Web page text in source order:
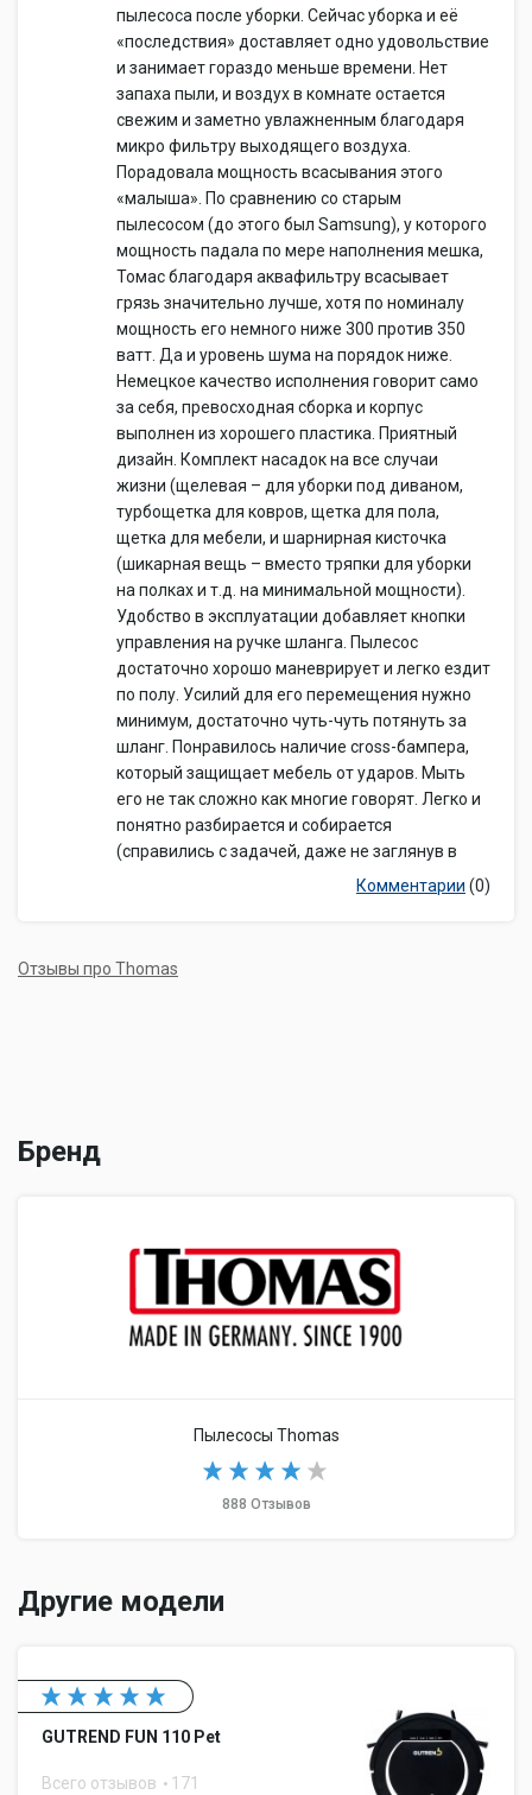
пылесоса после уборки. Сейчас уборка и её
«последствия» доставляет одно удовольствие
и занимает гораздо меньше времени. Нет
запаха пыли, и воздух в комнате остается
свежим и заметно увлажненным благодаря
микро фильтру выходящего воздуха.
Порадовала мощность всасывания этого
«малыша». По сравнению со старым
пылесосом (до этого был Samsung), у которого
мощность падала по мере наполнения мешка,
Томас благодаря аквафильтру всасывает
грязь значительно лучше, хотя по номиналу
мощность его немного ниже 300 против 350
ватт. Да и уровень шума на порядок ниже.
Немецкое качество исполнения говорит само
за себя, превосходная сборка и корпус
выполнен из хорошего пластика. Приятный
дизайн. Комплект насадок на все случаи
жизни (щелевая – для уборки под диваном,
турбощетка для ковров, щетка для пола,
щетка для мебели, и шарнирная кисточка
(шикарная вещь – вместо тряпки для уборки
на полках и т.д. на минимальной мощности).
Удобство в эксплуатации добавляет кнопки
управления на ручке шланга. Пылесос
достаточно хорошо маневрирует и легко ездит
по полу. Усилий для его перемещения нужно
минимум, достаточно чуть-чуть потянуть за
шланг. Понравилось наличие cross-бампера,
который защищает мебель от ударов. Мыть
его не так сложно как многие говорят. Легко и
понятно разбирается и собирается
(справились с задачей, даже не заглянув в
Комментарии (0)
Отзывы про Thomas
Бренд
Пылесосы Thomas
888 Отзывов
Другие модели
GUTREND FUN 110 Pet
Всего отзывов 171